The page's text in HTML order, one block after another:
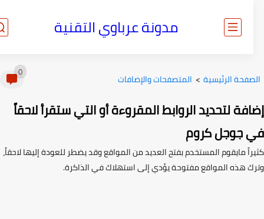
مدونة عرباوي التقنية
الرئيسية> المتصفحات والإضافات
لتحديد الروابط المقروءة أو التي ستقرأ لاحقاً
جوجل كروم
مايقوم المستخدم بفتح العديد من المواقع وقد يضطر للعودة إليها لاحقاً،
هذه المواقع مفتوحة يؤدي إلى استهلاك في الذاكرة.